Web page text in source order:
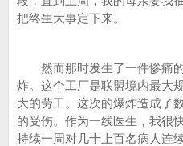
把终生大事定下来。
然而那时发生了一件惨痛的
炸。这个工厂是联盟境内最大
大的劳工。这次的爆炸造成了
的受伤。作为一线医生，我很
持续一周对几十上百名病人连